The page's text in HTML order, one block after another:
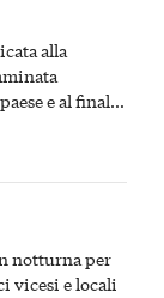
alla
e al finale
notturna per
vicesi e locali